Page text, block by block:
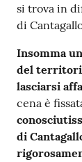
si trova in
di
Insomma
del
lasciarsi
cena è
di